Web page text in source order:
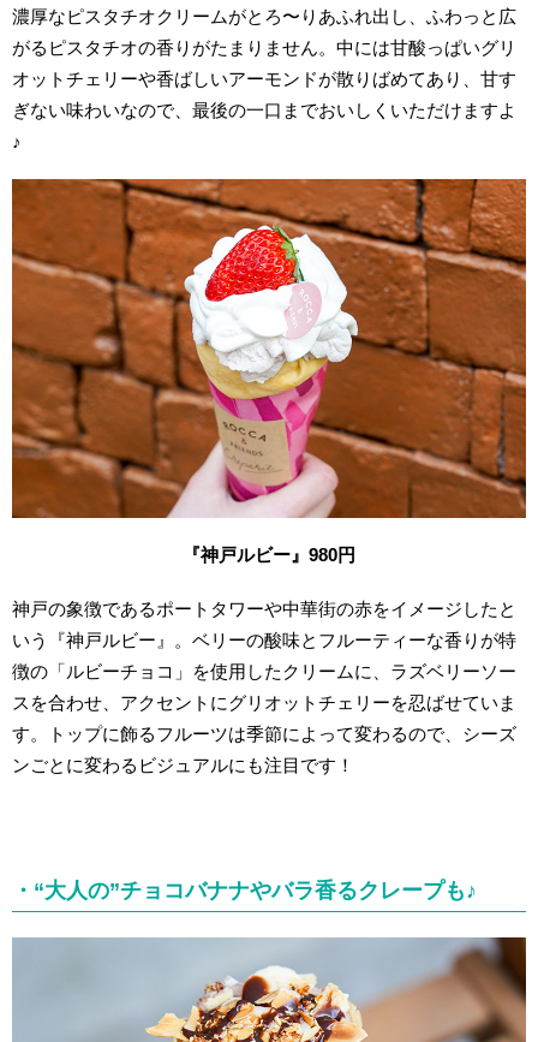
濃厚なピスタチオクリームがとろ〜りあふれ出し、ふわっと広
がるピスタチオの香りがたまりません。中には甘酸っぱいグリ
オットチェリーや香ばしいアーモンドが散りばめてあり、甘す
ぎない味わいなので、最後の一口までおいしくいただけますよ
♪
『神戸ルビー』980円
神戸の象徴であるポートタワーや中華街の赤をイメージしたと
いう『神戸ルビー』。ベリーの酸味とフルーティーな香りが特
徴の「ルビーチョコ」を使用したクリームに、ラズベリーソー
スを合わせ、アクセントにグリオットチェリーを忍ばせていま
す。トップに飾るフルーツは季節によって変わるので、シーズ
ンごとに変わるビジュアルにも注目です！
・“大人の”チョコバナナやバラ香るクレープも♪